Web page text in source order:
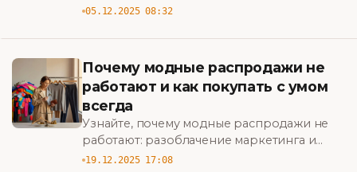
стратегии повышения прибыли,
ценности бренда. BigBazar
05.12.2025 08:32
Почему модные распродажи не
работают и как покупать с умом
всегда
Узнайте, почему модные распродажи не
работают: разоблачение маркетинга и
практические советы, как покупать с умом
19.12.2025 17:08